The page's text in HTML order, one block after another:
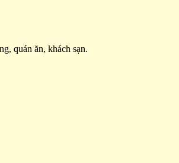
quán ăn, khách sạn.